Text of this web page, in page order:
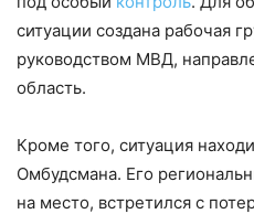
ситуации создана рабочая
руководством МВД,
область.
Кроме того, ситуация
Омбудсмана. Его
на место, встретился с